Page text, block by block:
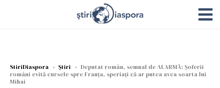
StiriDiaspora › Știri › Deputat român, semnal de ALARMĂ: Şoferii
români evită cursele spre Franţa, speriați că ar putea avea soarta lui
Mihai